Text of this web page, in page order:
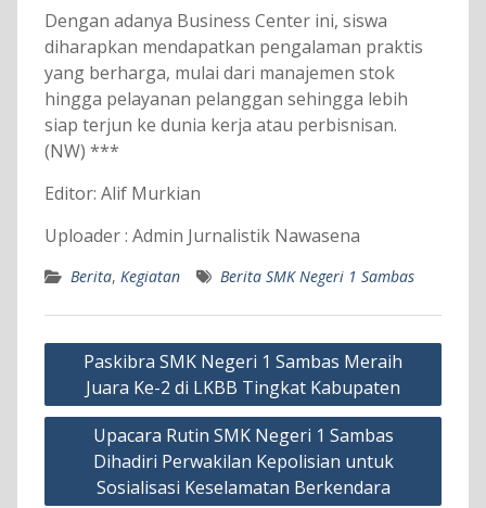
Dengan adanya Business Center ini, siswa
diharapkan mendapatkan pengalaman praktis
yang berharga, mulai dari manajemen stok
hingga pelayanan pelanggan sehingga lebih
siap terjun ke dunia kerja atau perbisnisan.
(NW) ***
Editor: Alif Murkian
Uploader : Admin Jurnalistik Nawasena
Berita, Kegiatan Berita SMK Negeri 1 Sambas
Navigasi
Paskibra SMK Negeri 1 Sambas Meraih
Juara Ke-2 di LKBB Tingkat Kabupaten
Upacara Rutin SMK Negeri 1 Sambas
Dihadiri Perwakilan Kepolisian untuk
Sosialisasi Keselamatan Berkendara